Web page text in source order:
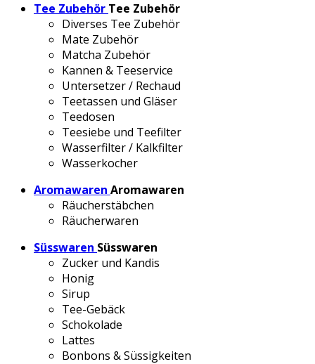
Tee Zubehör Tee Zubehör
Diverses Tee Zubehör
Mate Zubehör
Matcha Zubehör
Kannen & Teeservice
Untersetzer / Rechaud
Teetassen und Gläser
Teedosen
Teesiebe und Teefilter
Wasserfilter / Kalkfilter
Wasserkocher
Aromawaren Aromawaren
Räucherstäbchen
Räucherwaren
Süsswaren Süsswaren
Zucker und Kandis
Honig
Sirup
Tee-Gebäck
Schokolade
Lattes
Bonbons & Süssigkeiten